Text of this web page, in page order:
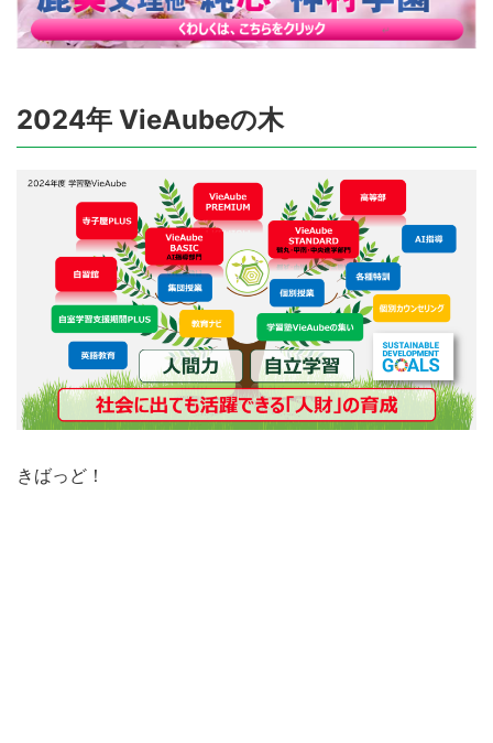
2024年 VieAubeの木
きばっど！